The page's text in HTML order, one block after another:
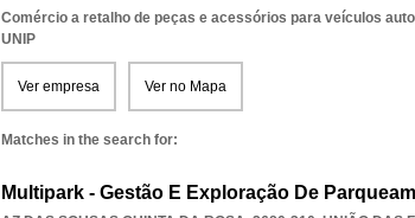
Comércio a retalho de peças e acessórios para veículos
UNIP
Ver empresa Ver no Mapa
Matches in the search for:
Multipark - Gestão E Exploração De